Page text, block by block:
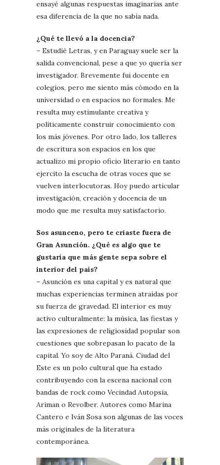
ensayé algunas respuestas imaginarias ante
esa diferencia de la que no sabía nada.
¿Qué te llevó a la docencia?
– Estudié Letras, y en Paraguay suele ser la
salida convencional, pese a que yo quería ser
investigador. Brevemente fui docente en
colegios, pero me siento más cómodo en la
universidad o en espacios no formales. Me
resulta muy estimulante creativa y
políticamente construir conocimiento con
los más jóvenes. Por otro lado, los talleres
de escritura son espacios en los que
actualizo mi propio oficio literario en tanto
ejercito la escucha de otras voces que se
vuelven interlocutoras. Hoy puedo articular
investigación, creación y docencia de un
modo que me resulta muy satisfactorio.
Sos asunceno, pero te criaste fuera de
Gran Asunción. ¿Qué es algo que te
gustaría que más gente sepa sobre el
interior del país?
– Asunción es una capital y es natural que
muchas experiencias terminen atraídas por
su fuerza de gravedad. El interior es muy
activo culturalmente: la música, las fiestas y
las expresiones de religiosidad popular son
cuestiones que sobrepasan lo pacato de la
capital. Yo soy de Alto Paraná. Ciudad del
Este es un polo cultural que ha estado
contribuyendo con la escena nacional con
bandas de rock como Vecindad Autopsia,
Ariman o Revolber. Autores como Marina
Cantero e Iván Sosa son algunas de las voces
más originales de la literatura
contemporánea.